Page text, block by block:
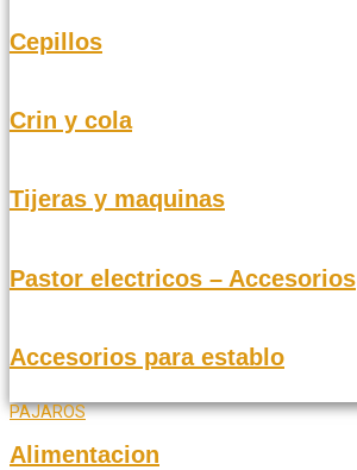
Cepillos
Crin y cola
Tijeras y maquinas
Pastor electricos – Accesorios
Accesorios para establo
PAJAROS
Alimentacion